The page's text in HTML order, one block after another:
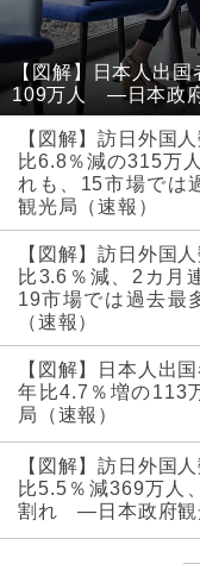
【図解】日本人出
109万人 ―日本政府
【図解】訪日外国
比6.8％減の315万
れも、15市場で
観光局（速報）
【図解】訪日外国
比3.6％減、2カ月
19市場では過去
（速報）
【図解】日本人出
年比4.7％増の
局（速報）
【図解】訪日外国
比5.5％減369万人
割れ ―日本政府観